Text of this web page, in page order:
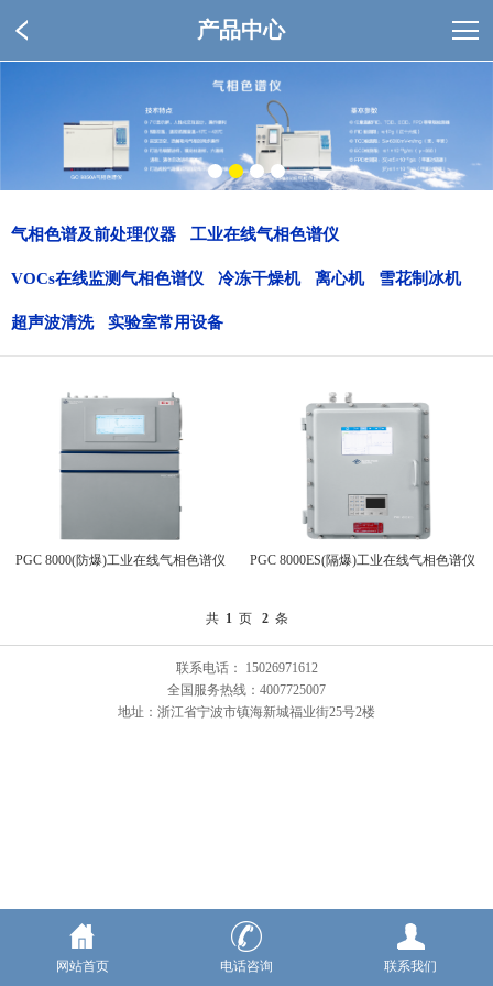
产品中心
气相色谱及前处理仪器 工业在线气相色谱仪
VOCs在线监测气相色谱仪 冷冻干燥机 离心机 雪花制冰机
超声波清洗 实验室常用设备
PGC 8000(防爆)工业在线气相色谱仪 PGC 8000ES(隔爆)工业在线气相色谱仪
共 1 页 2 条
联系电话： 15026971612
全国服务热线：4007725007
地址：浙江省宁波市镇海新城福业街25号2楼
网站首页 电话咨询 联系我们